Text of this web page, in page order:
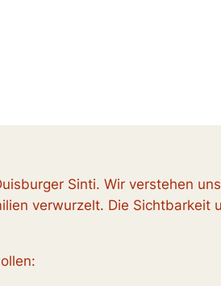
Sinti. Wir verstehen
verwurzelt. Die Sichtbarkeit